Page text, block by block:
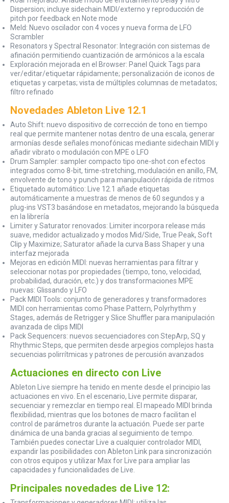
Dispersion; incluye sidechain MIDI/externo y reproducción de
pitch por feedback en Note mode
Meld: Nuevo oscilador con 4 voces y nueva forma de LFO
Scrambler
Resonators y Spectral Resonator: Integración con sistemas de
afinación permitiendo cuantización de armónicos a la escala
Exploración mejorada en el Browser: Panel Quick Tags para
ver/editar/etiquetar rápidamente; personalización de iconos de
etiquetas y carpetas; vista de múltiples columnas de metadatos;
filtro refinado
Novedades Ableton Live 12.1
Auto Shift: nuevo dispositivo de corrección de tono en tiempo
real que permite mantener notas dentro de una escala, generar
armonías desde señales monofónicas mediante sidechain MIDI y
añadir vibrato o modulación con MPE o LFO
Drum Sampler: sampler compacto tipo one-shot con efectos
integrados como 8-bit, time-stretching, modulación en anillo, FM,
envolvente de tono y punch para manipulación rápida de ritmos
Etiquetado automático: Live 12.1 añade etiquetas
automáticamente a muestras de menos de 60 segundos y a
plug-ins VST3 basándose en metadatos, mejorando la búsqueda
en la librería
Limiter y Saturator renovados: Limiter incorpora release más
suave, medidor actualizado y modos Mid/Side, True Peak, Soft
Clip y Maximize; Saturator añade la curva Bass Shaper y una
interfaz mejorada
Mejoras en edición MIDI: nuevas herramientas para filtrar y
seleccionar notas por propiedades (tiempo, tono, velocidad,
probabilidad, duración, etc.) y dos transformaciones MPE
nuevas: Glissando y LFO
Pack MIDI Tools: conjunto de generadores y transformadores
MIDI con herramientas como Phase Pattern, Polyrhythm y
Stages, además de Retrigger y Slice Shuffler para manipulación
avanzada de clips MIDI
Pack Sequencers: nuevos secuenciadores con StepArp, SQ y
Rhythmic Steps, que permiten desde arpegios complejos hasta
secuencias polirrítmicas y patrones de percusión avanzados
Actuaciones en directo con Live
Ableton Live siempre ha tenido en mente desde el principio las
actuaciones en vivo. En el escenario, Live permite disparar,
secuenciar y remezclar en tiempo real. El mapeado MIDI brinda
flexibilidad, mientras que los botones de macro facilitan el
control de parámetros durante la actuación. Puede ser parte
dinámica de una banda gracias al seguimiento de tempo.
También puedes conectar Live a cualquier controlador MIDI,
expandir las posibilidades con Ableton Link para sincronización
con otros equipos y utilizar Max for Live para ampliar las
capacidades y funcionalidades de Live.
Principales novedades de Live 12: